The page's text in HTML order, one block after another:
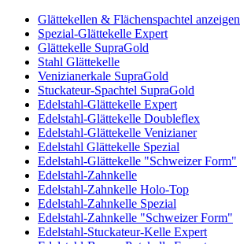
Glättekellen & Flächenspachtel anzeigen
Spezial-Glättekelle Expert
Glättekelle SupraGold
Stahl Glättekelle
Venizianerkale SupraGold
Stuckateur-Spachtel SupraGold
Edelstahl-Glättekelle Expert
Edelstahl-Glättekelle Doubleflex
Edelstahl-Glättekelle Venizianer
Edelstahl Glättekelle Spezial
Edelstahl-Glättekelle "Schweizer Form"
Edelstahl-Zahnkelle
Edelstahl-Zahnkelle Holo-Top
Edelstahl-Zahnkelle Spezial
Edelstahl-Zahnkelle "Schweizer Form"
Edelstahl-Stuckateur-Kelle Expert